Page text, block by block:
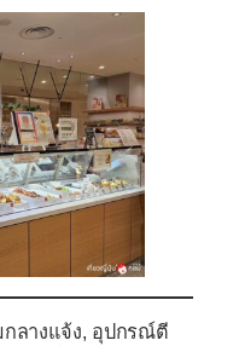
ลางแจ้ง, อุปกรณ์ตี